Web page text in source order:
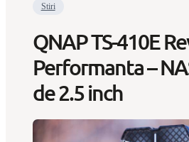
Stiri
QNAP TS-410E
Performanta –
de 2.5 inch